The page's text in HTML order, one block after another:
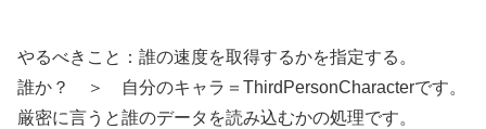
やるべきこと：誰の速度を取得するかを指定する。
誰か？ ＞ 自分のキャラ＝ThirdPersonCharacterです。
厳密に言うと誰のデータを読み込むかの処理です。